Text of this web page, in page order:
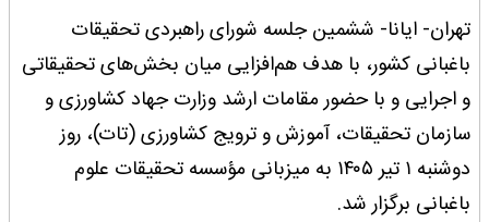
تهران- ایانا- ششمین جلسه شورای راهبردی تحقیقات
باغبانی کشور، با هدف هم‌افزایی میان بخش‌های تحقیقاتی
و اجرایی و با حضور مقامات ارشد وزارت جهاد کشاورزی و
سازمان تحقیقات، آموزش و ترویج کشاورزی (تات)، روز
دوشنبه ۱ تیر ۱۴۰۵ به میزبانی مؤسسه تحقیقات علوم
باغبانی برگزار شد.